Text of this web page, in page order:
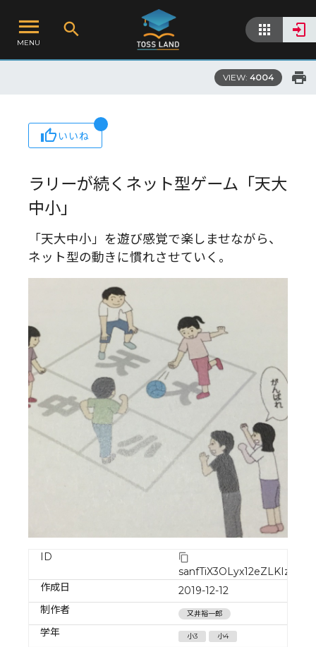
MENU
VIEW: 4004
いいね
ラリーが続くネット型ゲーム「天大
中小」
「天大中小」を遊び感覚で楽しませながら、
ネット型の動きに慣れさせていく。
ID
sanfTiX3OLyx12eZLKIz
作成日
2019-12-12
制作者
又井裕一郎
学年 小3 小4